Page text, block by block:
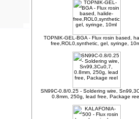
TOPNIK-GEL-BGA - Flux rosin based,
free,ROL0,synthetic, gel, syringe,
SN99C-0.8/0.25 - Soldering wire,
0.8mm, 250g, lead free, Package